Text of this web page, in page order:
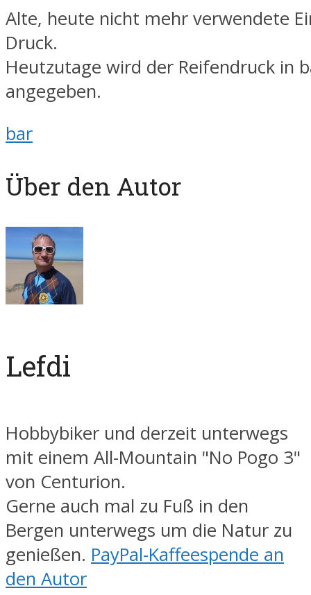
Alte, heute nicht mehr verwendete
Druck.
Heutzutage wird der Reifendruck in
angegeben.
bar
Über den Autor
Lefdi
Hobbybiker und derzeit unterwegs
mit einem All-Mountain "No Pogo 3"
von Centurion.
Gerne auch mal zu Fuß in den
Bergen unterwegs um die Natur zu
genießen. PayPal-Kaffeespende an
den Autor